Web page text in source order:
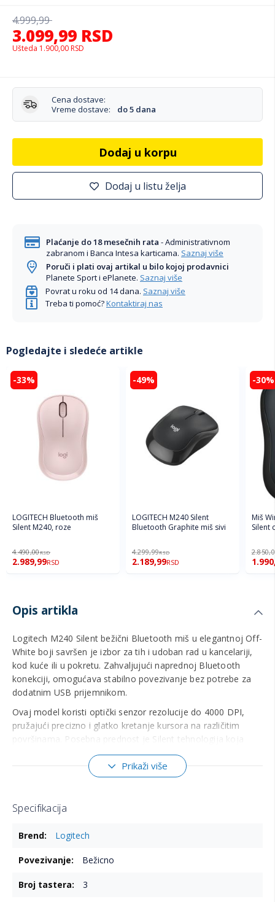
3.099,99 RSD
4.999,99
Ušteda 1.900,00 RSD
Cena dostave:
Vreme dostave:
do 5 dana
Dodaj u korpu
Dodaj u listu želja
Plaćanje do 18 mesečnih rata - Administrativnom
zabranom i Banca Intesa karticama. Saznaj više
Poruči i plati ovaj artikal u bilo kojoj prodavnici
Planete Sport i ePlanete. Saznaj više
Povrat u roku od 14 dana. Saznaj više
Treba ti pomoć?Kontaktiraj nas
Pogledajte i sledeće artikle
-33%
LOGITECH Bluetooth miš
Silent M240, roze
4.490,00RSD
2.989,99RSD
-49%
LOGITECH M240 Silent
Bluetooth Graphite miš sivi
4.299,99RSD
2.189,99RSD
-30%
Miš
Silent
Opis artikla
Logitech M240 Silent bežični Bluetooth miš u elegantnoj Off-
White boji savršen je izbor za tih i udoban rad u kancelariji,
kod kuće ili u pokretu. Zahvaljujući naprednoj Bluetooth
konekciji, omogućava stabilno povezivanje bez potrebe za
dodatnim USB prijemnikom.
Ovaj model koristi optički senzor rezolucije do 4000 DPI,
pružajući precizno i glatko kretanje kursora na različitim
površinama. Posebna prednost je Silent tehnologija koja
smanjuje buku klika za čak 90%, čineći ga idealnim za tiha
upotrebu bez čestih zamena baterije. Kompaktan i lagan
Tip: bežični Bluetooth miš
Senzor: optički
Prikaži više
Specifikacija
informacijaLogitech
Bežicno
3